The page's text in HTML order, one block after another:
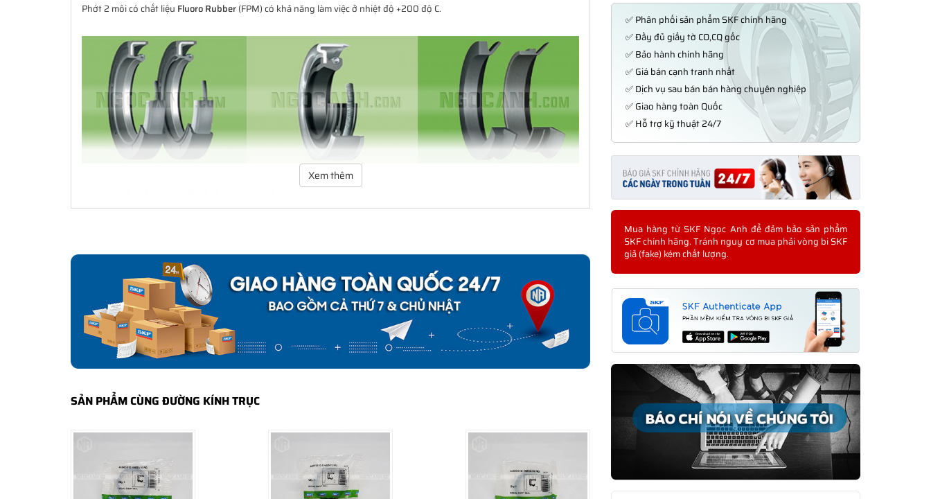
Phớt 2 môi có chất liệu Fluoro Rubber(FPM) có khả năng làm việc ở nhiệt độ +200 độ C.
xúc với bề mặt cố định hay bề mặt trượt và xoay. Đa dạng thiết kế có khả năng đáp ứng hầu như toàn bộ tất cả các yêu
cầu ứng dụng. Không chỉ là các ứng dụng làm kín đơn giản mà còn có một dãy sản phẩm đa dạng cho các yêu cầu ứng
dụng công nghiệp. SKF có thể cung cấp các giải pháp làm kín cho khách hàng từ thiết kế đến sản xuất số lượng lớn, từ
lắp cho thiết bị ban đầu đến thị trường thay thế sau đó.
Xem thêm
SẢN PHẨM CÙNG ĐƯỜNG KÍNH TRỤC
✅ Phân phối sản phẩm SKF chính hãng
✅ Đầy đủ giấy tờ CO,CQ gốc
✅ Bảo hành chính hãng
✅ Giá bán cạnh tranh nhất
✅ Dịch vụ sau bán bán hàng chuyên nghiệp
✅ Giao hàng toàn Quốc
✅ Hỗ trợ kỹ thuật 24/7
Mua hàng từ SKF Ngọc Anh để đảm bảo sản phẩm
SKF chính hãng. Tránh nguy cơ mua phải vòng bi SKF
giả (fake) kém chất lượng.